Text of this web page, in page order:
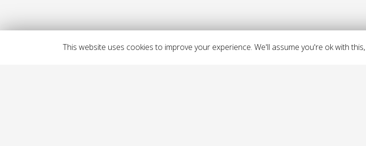
This website uses cookies to improve your experience. We'll assume you're ok with